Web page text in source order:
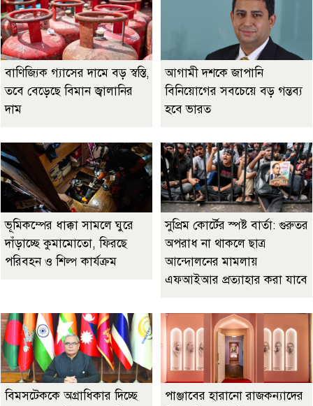
বাণিজ্যিক গ্যাসের দামে বড় স্বস্তি,
তবে বেড়েছে বিমান জ্বালানির
দাম
আগামী দশকে জাপানি
বিনিয়োগের সবচেয়ে বড় গন্তব্য
হবে ভারত
ভূমিকম্পের ধাক্কা সামলে ঘুরে
দাঁড়াচ্ছে কুমামোতো, ফিরছে
পরিবহন ও শিল্প কার্যক্রম
সুপ্রিম কোর্টের স্পষ্ট বার্তা: গুরুতর
অপরাধ না থাকলে ছাত্র
আন্দোলনের মামলায়
এফআইআর প্রত্যাহার করা যাবে
বিমসটেককে অগ্রাধিকার দিচ্ছে
পাঞ্জাবের হারানো রাজকন্যাদের